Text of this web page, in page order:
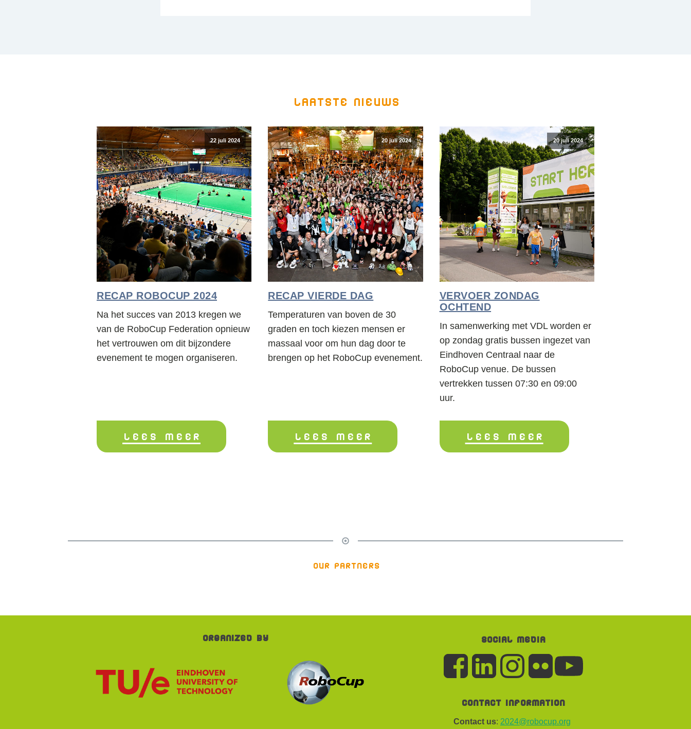
Laatste Nieuws
22 juli 2024
RECAP ROBOCUP 2024
Na het succes van 2013 kregen we
van de RoboCup Federation opnieuw
het vertrouwen om dit bijzondere
evenement te mogen organiseren.
LEES MEER
20 juli 2024
RECAP VIERDE DAG
Temperaturen van boven de 30
graden en toch kiezen mensen er
massaal voor om hun dag door te
brengen op het RoboCup evenement.
LEES MEER
20 juli 2024
VERVOER ZONDAG
OCHTEND
In samenwerking met VDL worden er
op zondag gratis bussen ingezet van
Eindhoven Centraal naar de
RoboCup venue. De bussen
vertrekken tussen 07:30 en 09:00
uur.
LEES MEER
our partners
Organized by Social media
Contact information
Contact us: 2024@robocup.org